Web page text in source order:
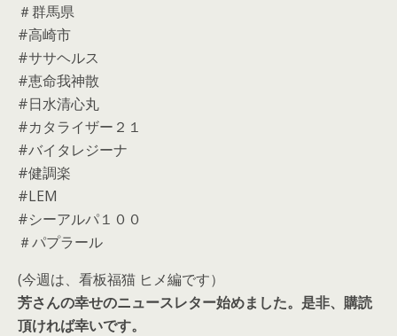
＃群馬県
#高崎市
#ササヘルス
#恵命我神散
#日水清心丸
#カタライザー２１
#バイタレジーナ
#健調楽
#LEM
#シーアルパ１００
＃パプラール
(今週は、看板福猫 ヒメ編です）
芳さんの幸せのニュースレター始めました。是非、購読
頂ければ幸いです。